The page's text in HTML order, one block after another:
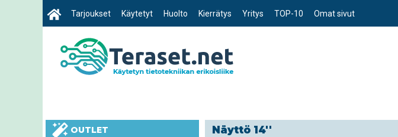
Tarjoukset Käytetyt Huolto Kierrätys Yritys TOP-10 Omat sivut
OUTLET Näyttö 14''